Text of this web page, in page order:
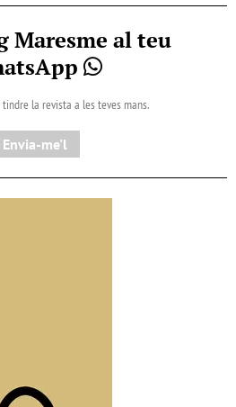
Maresme al teu
la revista a les teves mans.
Envia-me'l